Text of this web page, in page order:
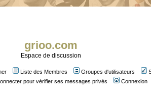
grioo.com
Espace de discussion
Liste des Membres Groupes d'utilisateurs
pour vérifier ses messages privés Connexion